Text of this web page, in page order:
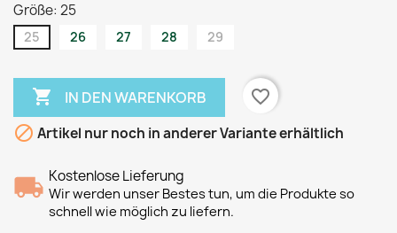
Größe: 25
25 26 27 28 29
 IN DEN WARENKORB
favorite_border
 Artikel nur noch in anderer Variante erhältlich
Kostenlose Lieferung
Wir werden unser Bestes tun, um die Produkte so
schnell wie möglich zu liefern.